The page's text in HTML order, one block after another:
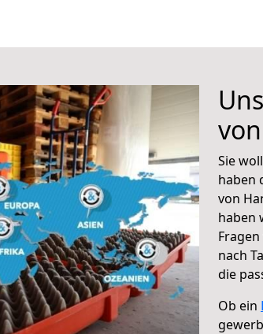
Sie
haben
von
haben
nach
die
Ob ein